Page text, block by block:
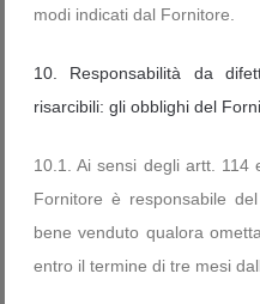
modi indicati dal Fornitore.
10. Responsabilità da
risarcibili: gli obblighi del
10.1. Ai sensi degli artt. 114
Fornitore è responsabile
bene venduto qualora
entro il termine di tre mesi